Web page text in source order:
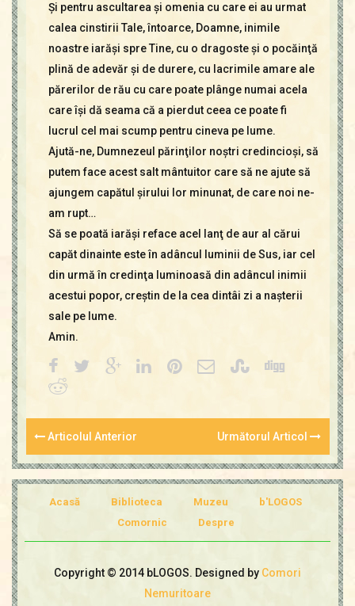
Şi pentru ascultarea şi omenia cu care ei au urmat
calea cinstirii Tale, întoarce, Doamne, inimile
noastre iarăşi spre Tine, cu o dragoste şi o pocăinţă
plină de adevăr şi de durere, cu lacrimile amare ale
părerilor de rău cu care poate plânge numai acela
care îşi dă seama că a pierdut ceea ce poate fi
lucrul cel mai scump pentru cineva pe lume.
Ajută-ne, Dumnezeul părinţilor noştri credincioşi, să
putem face acest salt mântuitor care să ne ajute să
ajungem capătul şirului lor minunat, de care noi ne-
am rupt…
Să se poată iarăşi reface acel lanţ de aur al cărui
capăt dinainte este în adâncul luminii de Sus, iar cel
din urmă în credinţa luminoasă din adâncul inimii
acestui popor, creştin de la cea dintâi zi a naşterii
sale pe lume.
Amin.
Articolul Anterior Următorul Articol
Acasă Biblioteca Muzeu
b'LOGOS
Comornic
Despre
Copyright © 2014 bLOGOS. Designed by Comori
Nemuritoare